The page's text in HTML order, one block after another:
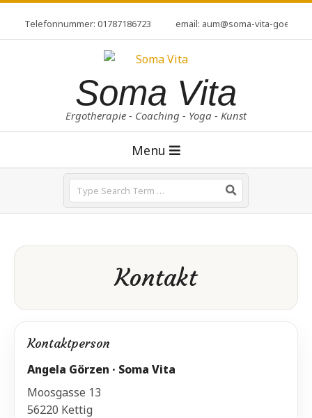
Telefonnummer: 01787186723 email: aum@soma-vita-
Soma Vita
Ergotherapie - Coaching - Yoga - Kunst
Menu
Kontakt
Kontaktperson
Angela Görzen · Soma Vita
Moosgasse 13
56220 Kettig